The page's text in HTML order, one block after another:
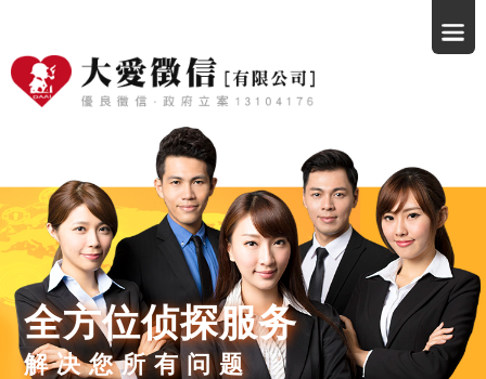
全方位侦探服务
解决您所有问题